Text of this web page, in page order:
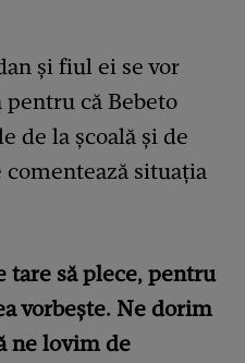
și fiul ei se vor
că Bebeto
de la școală și de
situația
tare să plece, pentru
vorbește. Ne dorim
ne lovim de